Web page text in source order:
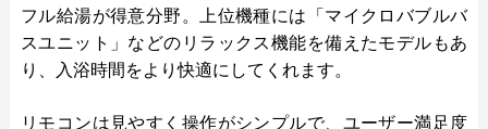
フル給湯が得意分野。上位機種には「マイクロバブルバ
スユニット」などのリラックス機能を備えたモデルもあ
り、入浴時間をより快適にしてくれます。
リモコンは見やすく操作がシンプルで、ユーザー満足度